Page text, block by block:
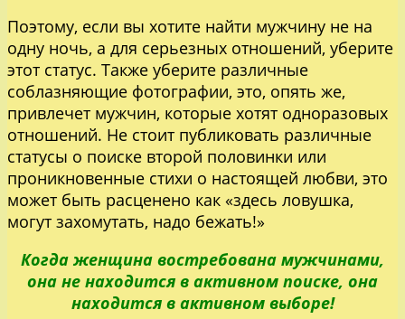
Поэтому, если вы хотите найти мужчину не на
одну ночь, а для серьезных отношений, уберите
этот статус. Также уберите различные
соблазняющие фотографии, это, опять же,
привлечет мужчин, которые хотят одноразовых
отношений. Не стоит публиковать различные
статусы о поиске второй половинки или
проникновенные стихи о настоящей любви, это
может быть расценено как «здесь ловушка,
могут захомутать, надо бежать!»
Когда женщина востребована мужчинами,
она не находится в активном поиске, она
находится в активном выборе!